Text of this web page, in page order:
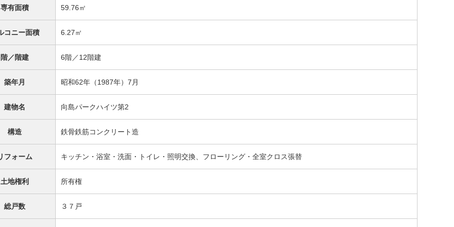
専有面積 59.76㎡
コニー面積 6.27㎡
階／階建 6階／12階建
築年月 昭和62年（1987年）7月
建物名 向島パークハイツ第2
構造 鉄骨鉄筋コンクリート造
フォーム キッチン・浴室・洗面・トイレ・照明交換、フローリング・全室クロス張替
土地権利 所有権
総戸数 ３７戸